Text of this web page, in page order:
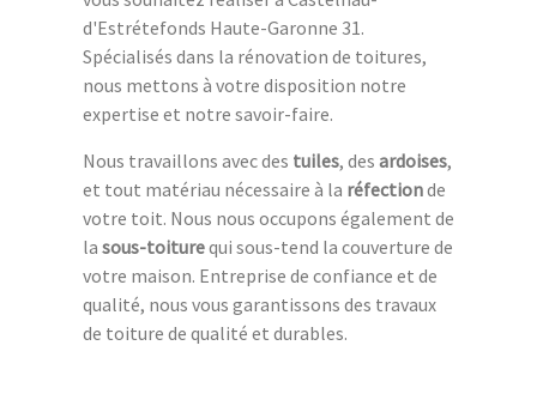
d'Estrétefonds Haute-Garonne 31.
Spécialisés dans la rénovation de toitures,
nous mettons à votre disposition notre
expertise et notre savoir-faire.
Nous travaillons avec des tuiles, des ardoises,
et tout matériau nécessaire à la réfectionde
votre toit. Nous nous occupons également de
la sous-toiturequi sous-tend la couverture de
votre maison. Entreprise de confiance et de
qualité, nous vous garantissons des travaux
de toiture de qualité et durables.